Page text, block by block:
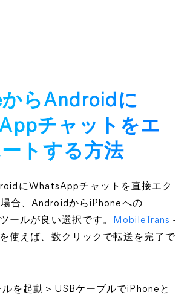
からAndroidに
チャットをエ
トする方法
にWhatsAppチャットを直接エク
合、AndroidからiPhoneへの
ールが良い選択です。
MobileTrans -
使えば、数クリックで転送を完了で
ルを起動＞USBケーブルでiPhoneと